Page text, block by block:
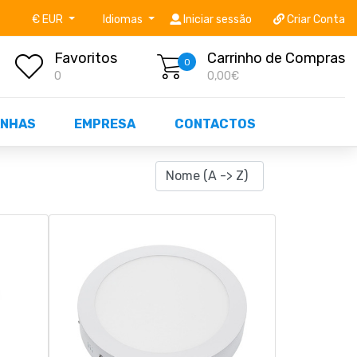
STOCK OFF! Não perca já as centenas de
€ EUR Idiomas Iniciar sessão Criar Conta
Favoritos
0
0 Carrinho de Compras
0,00€
EMPRESA CONTACTOS